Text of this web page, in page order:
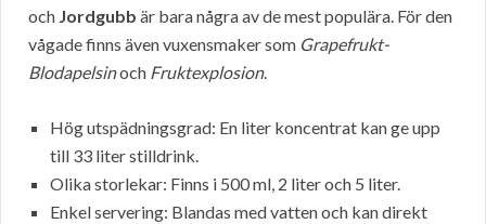
och Jordgubb är bara några av de mest populära. För den
vågade finns även vuxensmaker som Grapefrukt-
Blodapelsinoch Fruktexplosion.
Hög utspädningsgrad: En liter koncentrat kan ge upp
till 33 liter stilldrink.
Olika storlekar: Finns i 500 ml, 2 liter och 5 liter.
Enkel servering: Blandas med vatten och kan direkt